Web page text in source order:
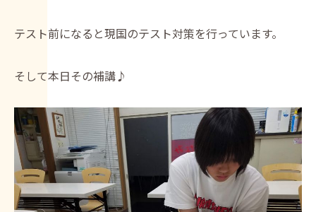
テスト前になると現国のテスト対策を行っています。
そして本日その補講♪